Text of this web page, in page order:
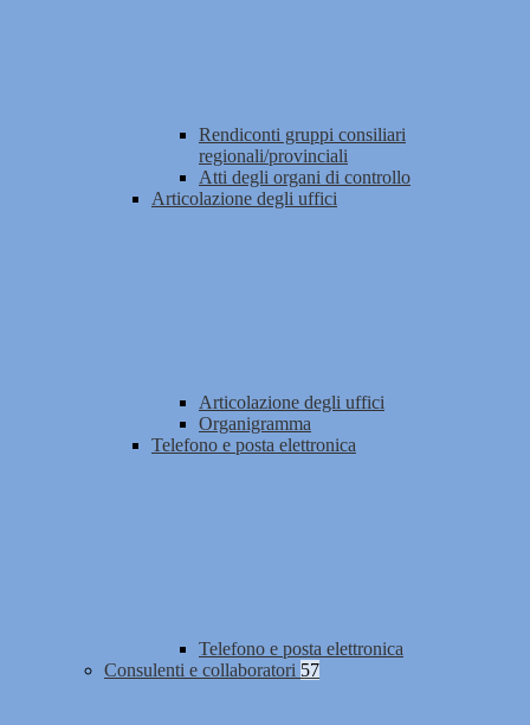
Rendiconti gruppi consiliari
regionali/provinciali
Atti degli organi di controllo
Articolazione degli uffici
Articolazione degli uffici
Organigramma
Telefono e posta elettronica
Telefono e posta elettronica
Consulenti e collaboratori 57